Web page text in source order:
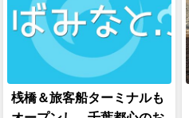
桟橋＆旅客船ターミナルも